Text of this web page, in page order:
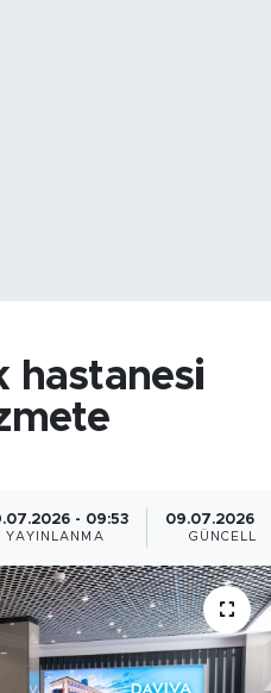
hastanesi
- 09:53
YAYINLANMA
09.07.2026 -